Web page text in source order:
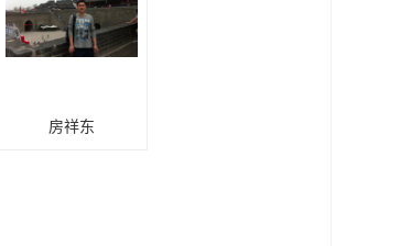
房祥东